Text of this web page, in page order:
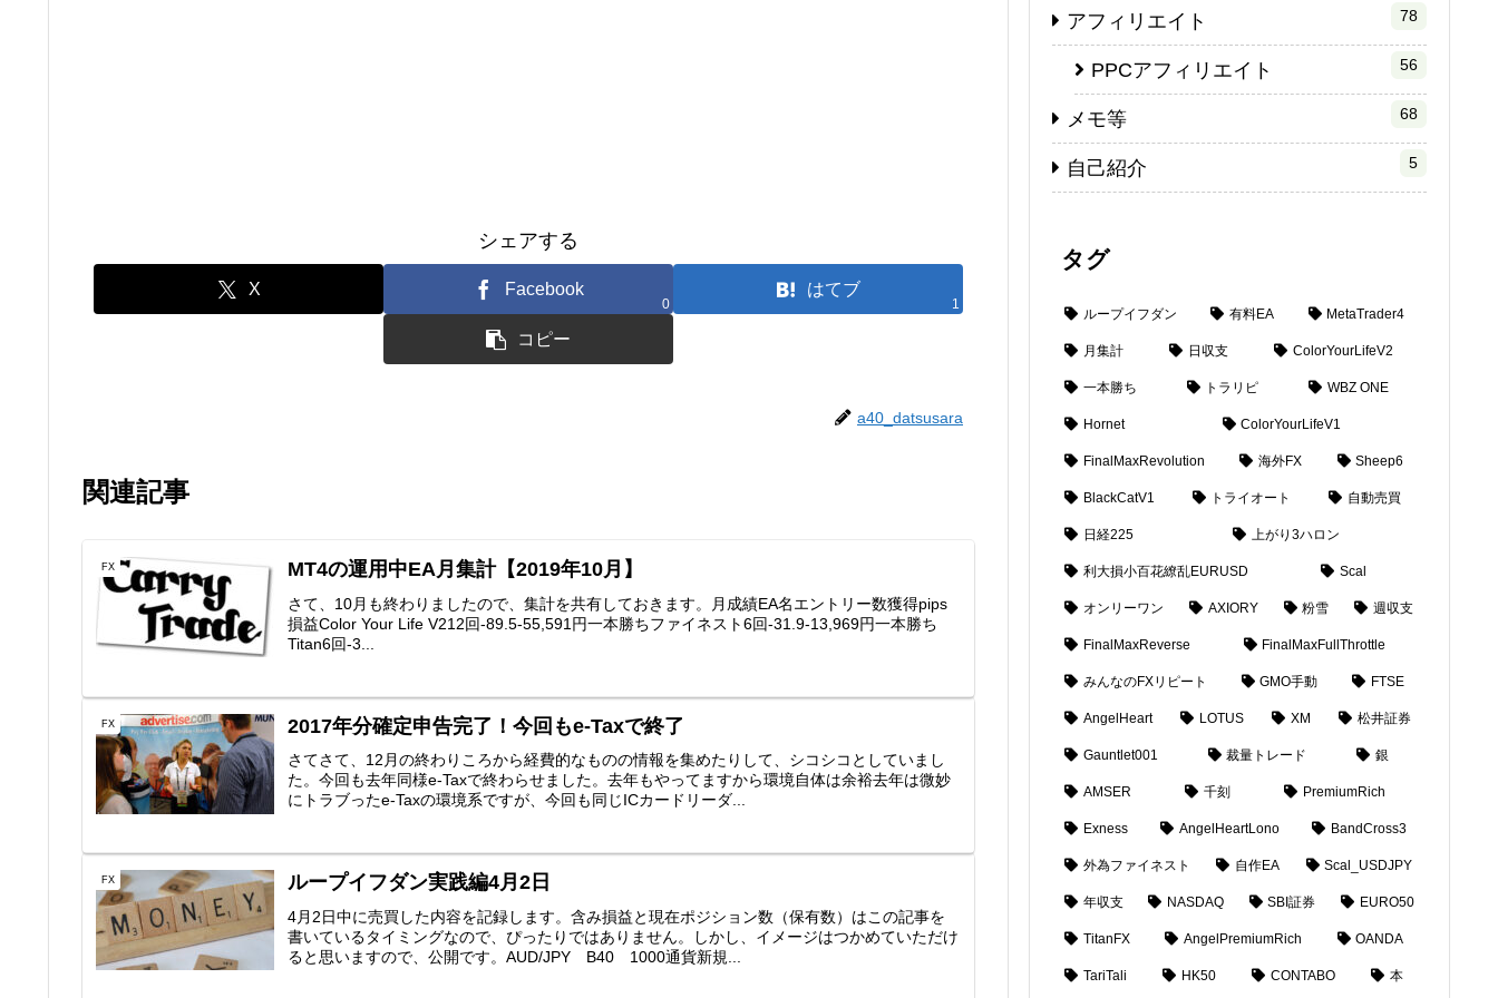
シェアする
X Facebook
0
はてブ
1
コピー
a40_datsusara
関連記事
FX MT4の運用中EA月集計【2019年10月】
さて、10月も終わりましたので、集計を共有しておきます。月成績EA名エントリー数獲得pips
損益Color Your Life V212回-89.5-55,591円一本勝ちファイネスト6回-31.9-13,969円一本勝ち
Titan6回-3...
FX 2017年分確定申告完了！今回もe-Taxで終了
さてさて、12月の終わりころから経費的なものの情報を集めたりして、シコシコとしていまし
た。今回も去年同様e-Taxで終わらせました。去年もやってますから環境自体は余裕去年は微妙
にトラブったe-Taxの環境系ですが、今回も同じICカードリーダ...
FX ループイフダン実践編4月2日
4月2日中に売買した内容を記録します。含み損益と現在ポジション数（保有数）はこの記事を
書いているタイミングなので、ぴったりではありません。しかし、イメージはつかめていただけ
ると思いますので、公開です。AUD/JPY B40 1000通貨新規...
アフィリエイト 78
PPCアフィリエイト 56
メモ等 68
自己紹介 5
タグ
ループイフダン 有料EA MetaTrader4
月集計 日収支 ColorYourLifeV2
一本勝ち トラリピ WBZ ONE
Hornet ColorYourLifeV1
FinalMaxRevolution 海外FX Sheep6
BlackCatV1 トライオート 自動売買
日経225 上がり3ハロン
利大損小百花繚乱EURUSD Scal
オンリーワン AXIORY 粉雪 週収支
FinalMaxReverse FinalMaxFullThrottle
みんなのFXリピート GMO手動 FTSE
AngelHeart LOTUS XM 松井証券
Gauntlet001 裁量トレード 銀
AMSER 千刻 PremiumRich
Exness AngelHeartLono BandCross3
外為ファイネスト 自作EA Scal_USDJPY
年収支 NASDAQ SBI証券 EURO50
TitanFX AngelPremiumRich OANDA
TariTali HK50 CONTABO 本